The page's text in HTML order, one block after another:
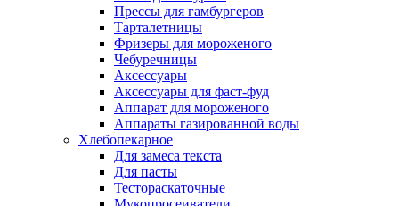
Прессы для гамбургеров
Тарталетницы
Фризеры для мороженого
Чебуречницы
Аксессуары
Аксессуары для фаст-фуд
Аппарат для мороженого
Аппараты газированной воды
Хлебопекарное
Для замеса текста
Для пасты
Тестораскаточные